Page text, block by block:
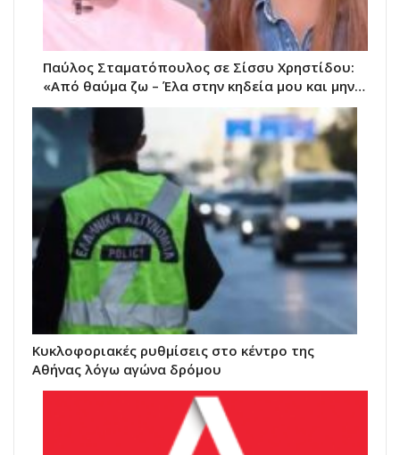
Παύλος Σταματόπουλος σε Σίσσυ Χρηστίδου:
«Από θαύμα ζω – Έλα στην κηδεία μου και μην…
Κυκλοφοριακές ρυθμίσεις στο κέντρο της
Αθήνας λόγω αγώνα δρόμου